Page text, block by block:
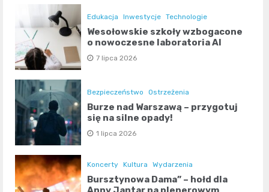
Edukacja Inwestycje Technologie
Wesołowskie szkoły wzbogacone
o nowoczesne laboratoria AI
7 lipca 2026
Bezpieczeństwo Ostrzeżenia
Burze nad Warszawą – przygotuj
się na silne opady!
1 lipca 2026
Koncerty Kultura Wydarzenia
Bursztynowa Dama” – hołd dla